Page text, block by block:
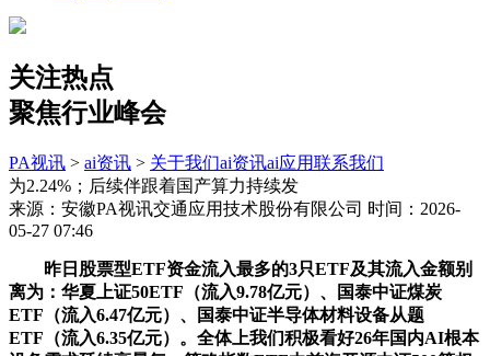
关注热点
聚焦行业峰会
PA视讯 > ai资讯 > 关于我们ai资讯ai应用联系我们
为2.24%；后续伴跟着国产算力持续发
来源：安徽PA视讯交通应用技术股份有限公司 时间：2026-
05-27 07:46
昨日股票型ETF资金流入最多的3只ETF及其流入金额别
离为：华夏上证50ETF（流入9.78亿元）、国泰中证煤炭
ETF（流入6.47亿元）、国泰中证半导体材料设备从题
ETF（流入6.35亿元）。全体上我们积极看好26年国内AI根本